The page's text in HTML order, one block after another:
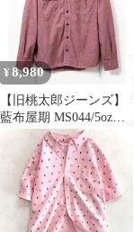
¥8,980
【旧桃太郎ジーンズ】
藍布屋期 MS044/5ozシ
ャンブレーワークシャ